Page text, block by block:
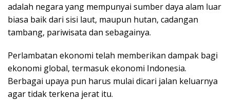
adalah negara yang mempunyai sumber daya alam luar
biasa baik dari sisi laut, maupun hutan, cadangan
tambang, pariwisata dan sebagainya.
Perlambatan ekonomi telah memberikan dampak bagi
ekonomi global, termasuk ekonomi Indonesia.
Berbagai upaya pun harus mulai dicari jalan keluarnya
agar tidak terkena jerat itu.